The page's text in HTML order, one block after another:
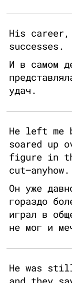
His
successes.
И в самом
удач.
He left me
soared up
figure in
cut—anyhow.
Он уже
гораздо
играл в
не мог и
He was